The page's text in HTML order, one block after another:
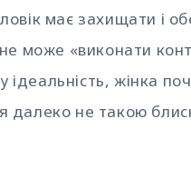
має захищати і
може «виконати
жінка
далеко не такою